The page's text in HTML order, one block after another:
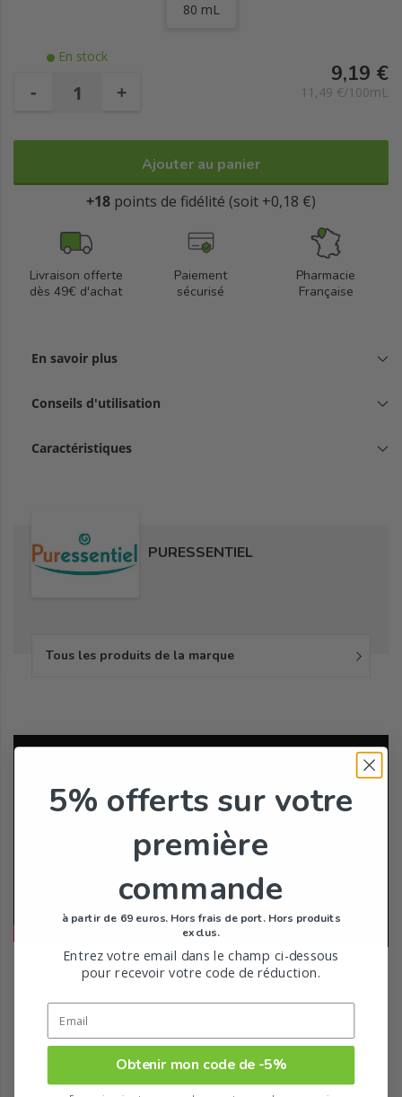
80 mL
En stock
- +
9,19 €
11,49 €/100mL
Ajouter au panier
+18 points de fidélité (soit +0,18 €)
Livraison offerte
dès 49€ d'achat
Paiement
sécurisé
Pharmacie
Française
En savoir plus
Conseils d'utilisation
Caractéristiques
PURESSENTIEL
Tous les produits de la marque
5% offerts sur votre
première
commande
à partir de 69 euros. Hors frais de port. Hors produits
exclus.
Entrez votre email dans le champ ci-dessous
pour recevoir votre code de réduction.
Obtenir mon code de -5%